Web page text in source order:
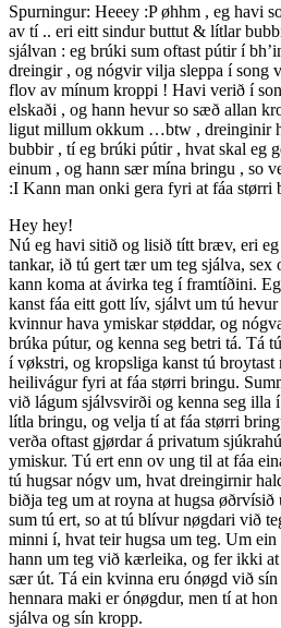
Spurningur: Heeey :P øhhm , eg havi
av tí .. eri eitt sindur buttut & lítlar
sjálvan : eg brúki sum oftast pútir í
dreingir , og nógvir vilja sleppa í song
flov av mínum kroppi ! Havi verið í
elskaði , og hann hevur so sæð allan
ligut millum okkum …btw , dreinginir
bubbir , tí eg brúki pútir , hvat skal eg
einum , og hann sær mína bringu , so
:I Kann man onki gera fyri at fáa størri
Hey hey!
Nú eg havi sitið og lisið títt bræv, eri
tankar, ið tú gert tær um teg sjálva, sex
kann koma at ávirka teg í framtíðini.
kanst fáa eitt gott lív, sjálvt um tú
kvinnur hava ymiskar støddar, og
brúka pútur, og kenna seg betri tá. Tá
í vøkstri, og kropsliga kanst tú
heilivágur fyri at fáa størri bringu.
við lágum sjálvsvirði og kenna seg illa
lítla bringu, og velja tí at fáa størri
verða oftast gjørdar á privatum
ymiskur. Tú ert enn ov ung til at fáa
tú hugsar nógv um, hvat dreingirnir
biðja teg um at royna at hugsa øðrvísið
sum tú ert, so at tú blívur nøgdari við
minni í, hvat teir hugsa um teg. Um
hann um teg við kærleika, og fer ikki
sær út. Tá ein kvinna eru ónøgd við
hennara maki er ónøgdur, men tí at
sjálva og sín kropp.